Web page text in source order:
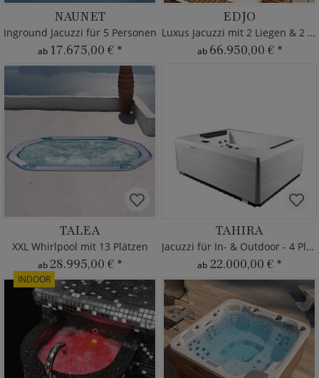
NAUNET
Inground Jacuzzi für 5 Personen
ab 17.675,00 € *
EDJO
Luxus Jacuzzi mit 2 Liegen & 2 Sitzen
ab 66.950,00 € *
TALEA
XXL Whirlpool mit 13 Plätzen
ab28.995,00 € *
TAHIRA
Jacuzzi für In- & Outdoor - 4 Plätze
ab 22.000,00 € *
INDOOR